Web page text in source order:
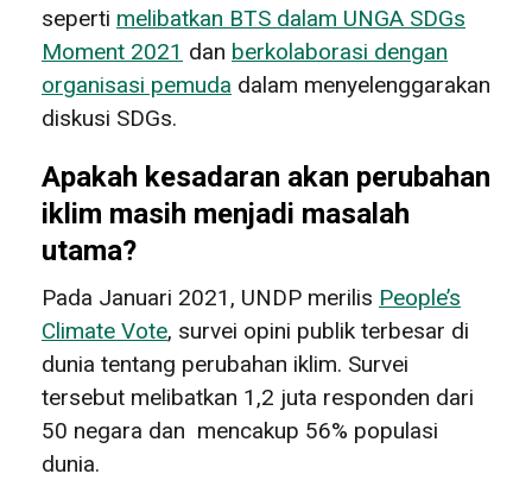
seperti melibatkan BTS dalam UNGA SDGs
Moment 2021 dan berkolaborasi dengan
organisasi pemuda dalam menyelenggarakan
diskusi SDGs.
Apakah kesadaran akan perubahan
iklim masih menjadi masalah
utama?
Pada Januari 2021, UNDP merilis People’s
Climate Vote, survei opini publik terbesar di
dunia tentang perubahan iklim. Survei
tersebut melibatkan 1,2 juta responden dari
50 negara dan mencakup 56% populasi
dunia.